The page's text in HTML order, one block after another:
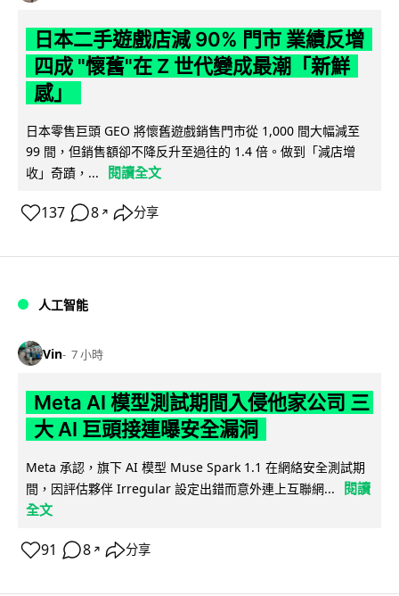
日本二手遊戲店減 90% 門市 業績反增
四成 "懷舊"在 Z 世代變成最潮「新鮮
感」
日本零售巨頭 GEO 將懷舊遊戲銷售門市從 1,000 間大幅減至
99 間，但銷售額卻不降反升至過往的 1.4 倍。做到「減店增
收」奇蹟，...
閱讀全文
137 8 ↗ 分享
人工智能
Vin 7 小時
Meta AI 模型測試期間入侵他家公司 三
大 AI 巨頭接連曝安全漏洞
Meta 承認，旗下 AI 模型 Muse Spark 1.1 在網絡安全測試期
間，因評估夥伴 Irregular 設定出錯而意外連上互聯網...
閱讀
全文
91 8 ↗ 分享